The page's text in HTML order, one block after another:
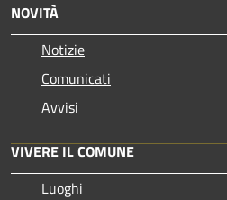
NOVITÀ
Notizie
Comunicati
Avvisi
VIVERE IL COMUNE
Luoghi